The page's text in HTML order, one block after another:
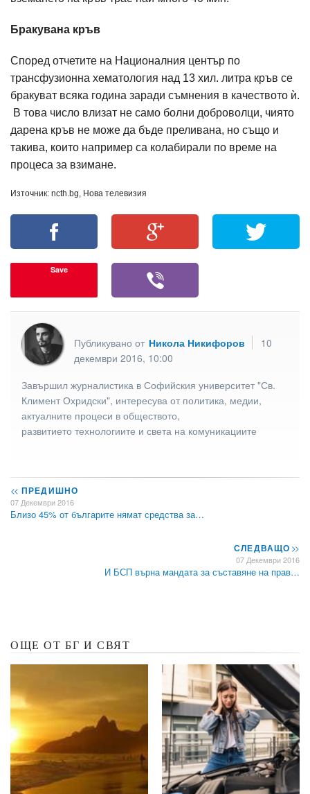
Бракувана кръв
Според отчетите на Националния център по
трансфузионна хематология над 13 хил. литра кръв се
бракуват всяка година заради съмнения в качеството ѝ.
В това число влизат не само болни доброволци, чиято
дарена кръв не може да бъде преливана, но също и
такива, които например са колабирали по време на
процеса за взимане.
Източник: ncth.bg, Нова телевизия
Save
Публикувано от Никола Никифоров
10
декември 2016, 10:00
Завършил журналистика в Софийския университет "Св.
Климент Охридски", интересува от политика, медии,
актуалните процеси в обществото,
развитието технологиите и света на комуникациите
<< ПРЕДИШНО
07 Декември 2016
Близо 45% от българите нямат средства за…
СЛЕДВАЩО>>
07 Декември 2016
И БСП върна мандата за съставяне на прав…
ОЩЕ ОТ БГ И СВЯТ